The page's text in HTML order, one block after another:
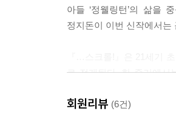
--- p.148~149
아들 ‘정웰링턴’의 삶을
정지돈이 이번 신작에서는
로 전개된다. 한 줄기에서
펼쳐진다. 각각의 이야기
회원리뷰 (6건)